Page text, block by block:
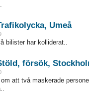
Umeå
bilister har kolliderat..
försök,
att två maskerade